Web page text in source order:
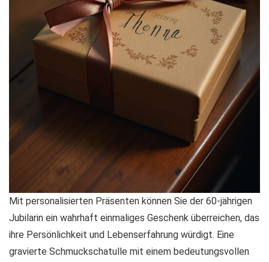
Mit personalisierten Präsenten können Sie der 60-jährigen
Jubilarin ein wahrhaft einmaliges Geschenk überreichen, das
ihre Persönlichkeit und Lebenserfahrung würdigt. Eine
gravierte Schmuckschatulle mit einem bedeutungsvollen